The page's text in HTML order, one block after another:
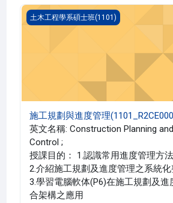
施工規劃與進度管理
土木工程學系碩士班(1101)
施工規劃與進度管理
英文名稱: Construction Planning
Control ;
授課目的： 1.認識常用進度管理方法
2.介紹施工規劃及進度管理之系統
3.學習電腦軟体(P6)在施工規劃及
合架構之應用